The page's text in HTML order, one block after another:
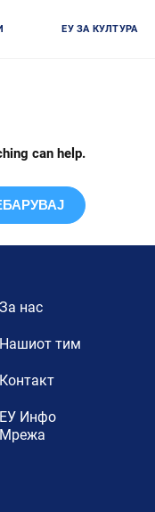
ЕУ ЗА КУЛТУРА
can help.
За нас
Нашиот тим
Контакт
ЕУ Инфо
Мрежа